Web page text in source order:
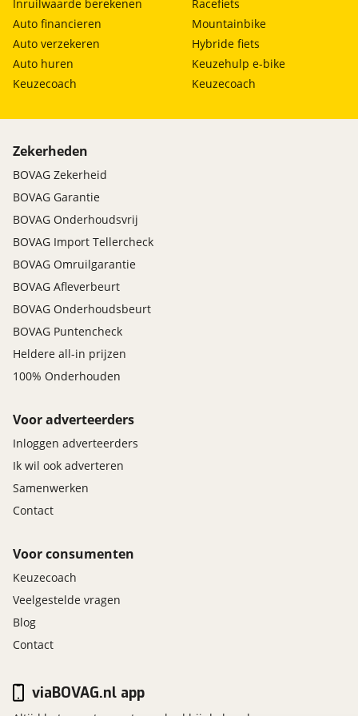
en nieren en onze kennis en ervaring delen wij
graag met u. Ons team bestaat dan ook uit
exclusief motorrijders.
Naast alle nieuwe motoren heeft MOTORcity
MOTORcity Amsterdam is officieel dealer van:
Kawasaki, Suzuki, Yamaha, Royal Enfield en Can-Am
Inruilwaarde berekenen
Auto financieren
Auto verzekeren
Auto huren
Keuzecoach
Racefiets
Mountainbike
Hybride fiets
Keuzehulp e-bike
Keuzecoach
Zekerheden
BOVAG Zekerheid
BOVAG Garantie
BOVAG Onderhoudsvrij
BOVAG Import Tellercheck
BOVAG Omruilgarantie
BOVAG Afleverbeurt
BOVAG Onderhoudsbeurt
BOVAG Puntencheck
Heldere all-in prijzen
100% Onderhouden
Voor adverteerders
Inloggen adverteerders
Ik wil ook adverteren
Samenwerken
Contact
Voor consumenten
Keuzecoach
Veelgestelde vragen
Blog
Contact
viaBOVAG.nl app